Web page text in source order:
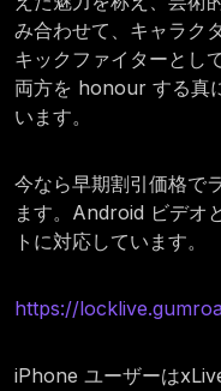
み合わせて、キャラク
キックファイターとし
両方を honour する真
います。
今なら早期割引価格で
ます。Android ビデオ
トに対応しています。
https://
iPhone ユーザーは